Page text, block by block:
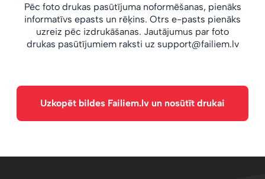
Pēc foto drukas pasūtījuma noformēšanas, pienāks
informatīvs epasts un rēķins. Otrs e-pasts pienāks
uzreiz pēc izdrukāšanas. Jautājumus par foto
drukas pasūtījumiem raksti uz support@failiem.lv
Uzkopēt bildes Failiem.lv un nosūtīt drukai